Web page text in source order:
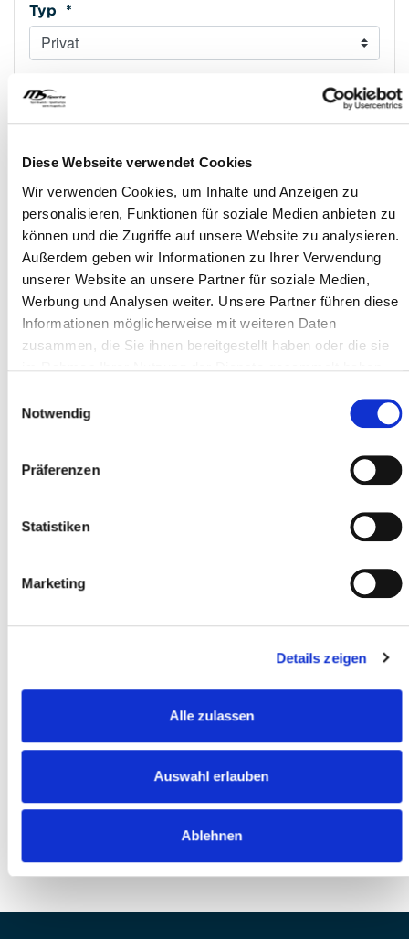
Diese Webseite verwendet Cookies
Wir verwenden Cookies, um Inhalte und Anzeigen zu
personalisieren, Funktionen für soziale Medien anbieten zu
können und die Zugriffe auf unsere Website zu analysieren.
Außerdem geben wir Informationen zu Ihrer Verwendung
unserer Website an unsere Partner für soziale Medien,
Werbung und Analysen weiter. Unsere Partner führen diese
Informationen möglicherweise mit weiteren Daten
zusammen, die Sie ihnen bereitgestellt haben oder die sie
Notwendig
Präferenzen
Statistiken
Marketing
Details zeigen
Alle zulassen
Auswahl erlauben
Ablehnen
Typ *
Typ *
Adresszeile 1 *
Teilnehmer
Anmeldung abschliessen
Wir stehen gerne zur Verfügung